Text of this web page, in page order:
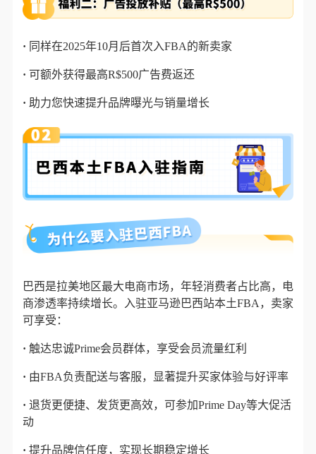
· 同样在2025年10月后首次入FBA的新卖家
· 可额外获得最高R$500广告费返还
· 助力您快速提升品牌曝光与销量增长
巴西是拉美地区最大电商市场，年轻消费者占比高，电
商渗透率持续增长。入驻亚马逊巴西站本土FBA，卖家
可享受：
· 触达忠诚Prime会员群体，享受会员流量红利
· 由FBA负责配送与客服，显著提升买家体验与好评率
· 退货更便捷、发货更高效，可参加Prime Day等大促活
动
· 提升品牌信任度，实现长期稳定增长